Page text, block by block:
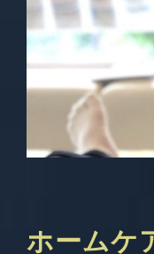
ホームケ